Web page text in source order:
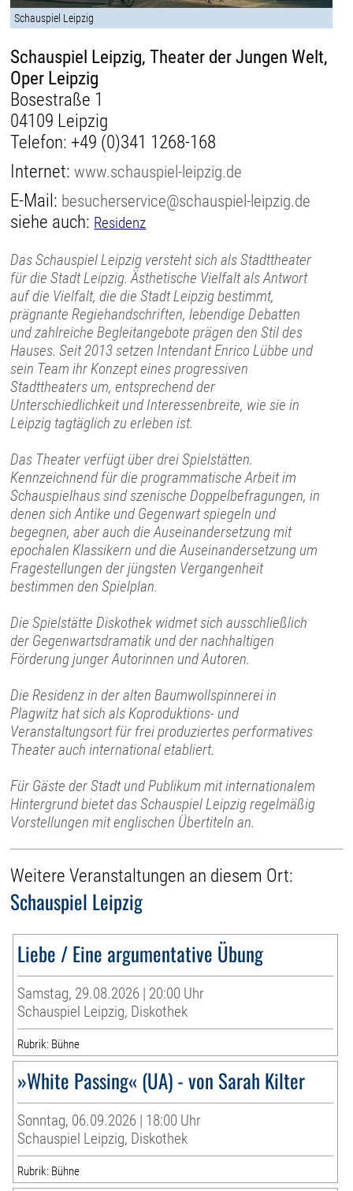
Schauspiel Leipzig
Schauspiel Leipzig, Theater der Jungen Welt,
Oper Leipzig
Bosestraße 1
04109 Leipzig
Telefon: +49 (0)341 1268-168
Internet:www.schauspiel-leipzig.de
E-Mail: besucherservice@schauspiel-leipzig.de
siehe auch: Residenz
Das Schauspiel Leipzig versteht sich als Stadttheater
für die Stadt Leipzig. Ästhetische Vielfalt als Antwort
auf die Vielfalt, die die Stadt Leipzig bestimmt,
prägnante Regiehandschriften, lebendige Debatten
und zahlreiche Begleitangebote prägen den Stil des
Hauses. Seit 2013 setzen Intendant Enrico Lübbe und
sein Team ihr Konzept eines progressiven
Stadttheaters um, entsprechend der
Unterschiedlichkeit und Interessenbreite, wie sie in
Leipzig tagtäglich zu erleben ist.
Das Theater verfügt über drei Spielstätten.
Kennzeichnend für die programmatische Arbeit im
Schauspielhaus sind szenische Doppelbefragungen, in
denen sich Antike und Gegenwart spiegeln und
begegnen, aber auch die Auseinandersetzung mit
epochalen Klassikern und die Auseinandersetzung um
Fragestellungen der jüngsten Vergangenheit
bestimmen den Spielplan.
Die Spielstätte Diskothek widmet sich ausschließlich
der Gegenwartsdramatik und der nachhaltigen
Förderung junger Autorinnen und Autoren.
Die Residenz in der alten Baumwollspinnerei in
Plagwitz hat sich als Koproduktions- und
Veranstaltungsort für frei produziertes performatives
Theater auch international etabliert.
Für Gäste der Stadt und Publikum mit internationalem
Hintergrund bietet das Schauspiel Leipzig regelmäßig
Vorstellungen mit englischen Übertiteln an.
Weitere Veranstaltungen an diesem Ort:
Schauspiel Leipzig
Liebe / Eine argumentative Übung
Samstag, 29.08.2026 | 20:00 Uhr
Schauspiel Leipzig, Diskothek
Rubrik: Bühne
»White Passing« (UA) - von Sarah Kilter
Sonntag, 06.09.2026 | 18:00 Uhr
Schauspiel Leipzig, Diskothek
Rubrik: Bühne